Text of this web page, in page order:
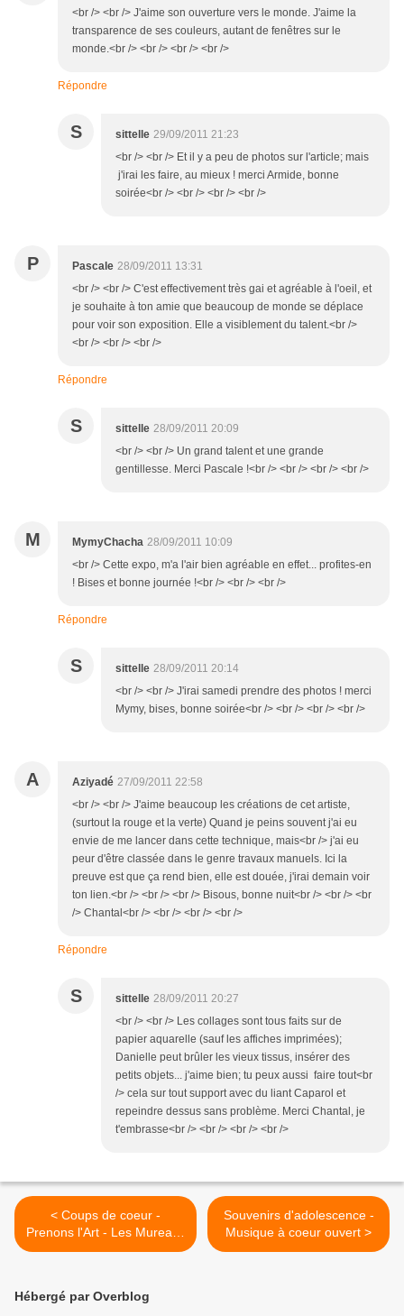
<br /> <br /> J'aime son ouverture vers le monde. J'aime la
transparence de ses couleurs, autant de fenêtres sur le
monde.<br /> <br /> <br /> <br />
Répondre
S sittelle 29/09/2011 21:23
<br /> <br /> Et il y a peu de photos sur l'article; mais
j'irai les faire, au mieux ! merci Armide, bonne
soirée<br /> <br /> <br /> <br />
P Pascale 28/09/2011 13:31
<br /> <br /> C'est effectivement très gai et agréable à l'oeil, et
je souhaite à ton amie que beaucoup de monde se déplace
pour voir son exposition. Elle a visiblement du talent.<br />
<br /> <br /> <br />
Répondre
S sittelle 28/09/2011 20:09
<br /> <br /> Un grand talent et une grande
gentillesse. Merci Pascale !<br /> <br /> <br /> <br />
M MymyChacha 28/09/2011 10:09
<br /> Cette expo, m'a l'air bien agréable en effet... profites-en
! Bises et bonne journée !<br /> <br /> <br />
Répondre
S sittelle 28/09/2011 20:14
<br /> <br /> J'irai samedi prendre des photos ! merci
Mymy, bises, bonne soirée<br /> <br /> <br /> <br />
A Aziyadé 27/09/2011 22:58
<br /> <br /> J'aime beaucoup les créations de cet artiste,
(surtout la rouge et la verte) Quand je peins souvent j'ai eu
envie de me lancer dans cette technique, mais<br /> j'ai eu
peur d'être classée dans le genre travaux manuels. Ici la
preuve est que ça rend bien, elle est douée, j'irai demain voir
ton lien.<br /> <br /> <br /> Bisous, bonne nuit<br /> <br /> <br
/> Chantal<br /> <br /> <br /> <br />
Répondre
S sittelle 28/09/2011 20:27
<br /> <br /> Les collages sont tous faits sur de
papier aquarelle (sauf les affiches imprimées);
Danielle peut brûler les vieux tissus, insérer des
petits objets... j'aime bien; tu peux aussi faire tout<br
/> cela sur tout support avec du liant Caparol et
repeindre dessus sans problème. Merci Chantal, je
t'embrasse<br /> <br /> <br /> <br />
< Coups de coeur -
Prenons l'Art - Les Mureaux
/ Yvelines
Souvenirs d'adolescence -
Musique à coeur ouvert >
Hébergé par Overblog